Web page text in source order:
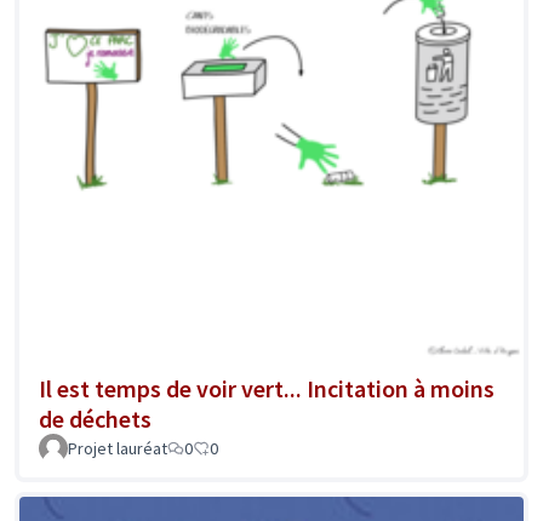
Il est temps de voir vert... Incitation à moins
de déchets
Projet lauréat 0 0